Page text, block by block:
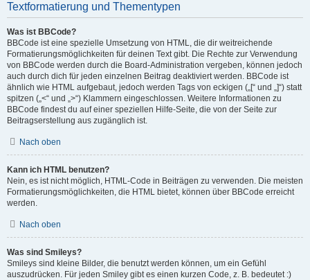
Textformatierung und Thementypen
Was ist BBCode?
BBCode ist eine spezielle Umsetzung von HTML, die dir weitreichende
Formatierungsmöglichkeiten für deinen Text gibt. Die Rechte zur Verwendung
von BBCode werden durch die Board-Administration vergeben, können jedoch
auch durch dich für jeden einzelnen Beitrag deaktiviert werden. BBCode ist
ähnlich wie HTML aufgebaut, jedoch werden Tags von eckigen („[“ und „]“) statt
spitzen („<“ und „>“) Klammern eingeschlossen. Weitere Informationen zu
BBCode findest du auf einer speziellen Hilfe-Seite, die von der Seite zur
Beitragserstellung aus zugänglich ist.
Nach oben
Kann ich HTML benutzen?
Nein, es ist nicht möglich, HTML-Code in Beiträgen zu verwenden. Die meisten
Formatierungsmöglichkeiten, die HTML bietet, können über BBCode erreicht
werden.
Nach oben
Was sind Smileys?
Smileys sind kleine Bilder, die benutzt werden können, um ein Gefühl
auszudrücken. Für jeden Smiley gibt es einen kurzen Code, z. B. bedeutet :)